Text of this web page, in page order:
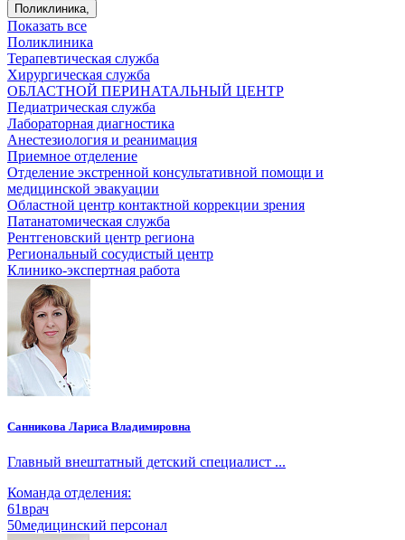
Поликлиника,
Показать все
Поликлиника
Терапевтическая служба
Хирургическая служба
ОБЛАСТНОЙ ПЕРИНАТАЛЬНЫЙ ЦЕНТР
Педиатрическая служба
Лабораторная диагностика
Анестезиология и реанимация
Приемное отделение
Отделение экстренной консультативной помощи и
медицинской эвакуации
Областной центр контактной коррекции зрения
Патанатомическая служба
Рентгеновский центр региона
Региональный сосудистый центр
Клинико-экспертная работа
Санникова Лариса Владимировна
Главный внештатный детский специалист ...
Команда отделения:
61врач
50медицинский персонал